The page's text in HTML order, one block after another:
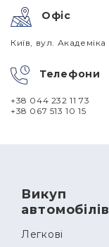
Офіс
Київ, вул.
Телефони
+38 044 232 11 73
+38 067 513 10 15
Викуп
Легкові